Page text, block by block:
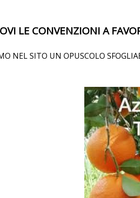
LE CONVENZIONI A
NEL SITO UN OPUSCOLO